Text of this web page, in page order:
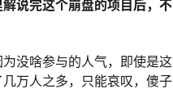
说完这个崩盘的项目后，不
没啥参与的人气，即使是这
万人之多，只能哀叹，傻子